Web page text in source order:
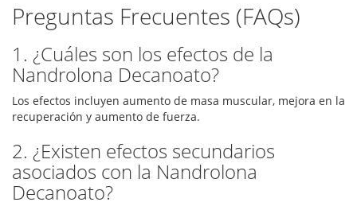
Preguntas Frecuentes (FAQs)
1. ¿Cuáles son los efectos de la
Nandrolona Decanoato?
Los efectos incluyen aumento de masa muscular, mejora en la
recuperación y aumento de fuerza.
2. ¿Existen efectos secundarios
asociados con la Nandrolona
Decanoato?